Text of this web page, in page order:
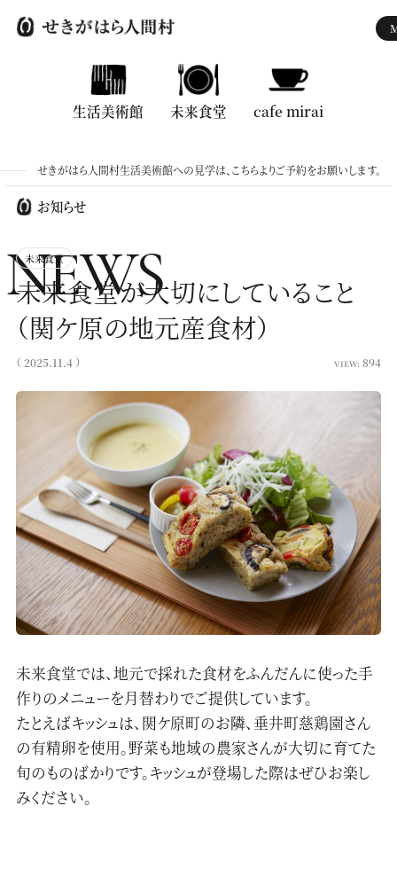
生活美術館 未来食堂 cafe mirai
トップ
せきがはら人間村とは
ご利用案内
財団について
動画
お問い合わせ
プライバシーポリシー ガイドツアー予約
生活美術館 未来食堂 cafe mirai
せきがはら人間村生活美術館への見学は、こちらよりご予約をお願いします。
お知らせ
NEWS
未来食堂
未来食堂が大切にしていること
（関ケ原の地元産食材）
（ 2025.11.4 ） VIEW: 894
未来食堂では、地元で採れた食材をふんだんに使った手
作りのメニューを月替わりでご提供しています。
たとえばキッシュは、関ケ原町のお隣、垂井町慈鶏園さん
の有精卵を使用。野菜も地域の農家さんが大切に育てた
旬のものばかりです。キッシュが登場した際はぜひお楽し
みください。